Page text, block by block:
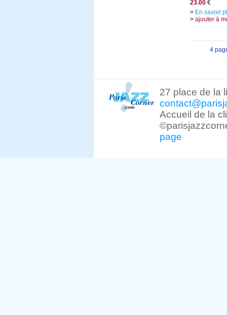
23.00 €
> En savoir
> ajouter à
4
27 place de la
Accueil de la
page